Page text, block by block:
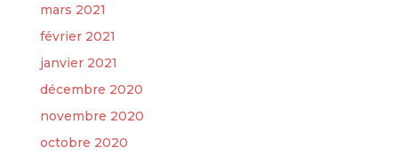
mars 2021
février 2021
janvier 2021
décembre 2020
novembre 2020
octobre 2020